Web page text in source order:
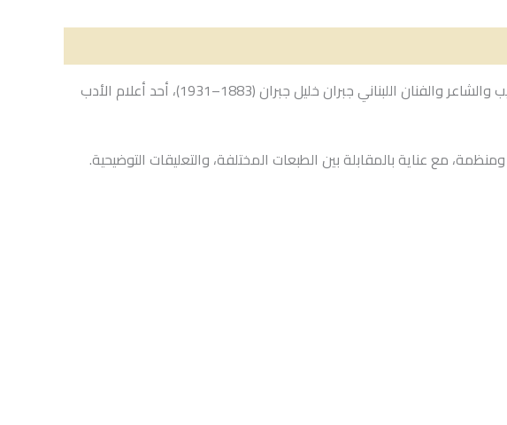
كتاب “الأعمال الكاملة” لجبران خليل جبران بتحقيق أنطوان ب. نوفل يعد من أبرز الإصدارات التي جمعت نتاج الأديب والشاعر والفنان اللبناني جبران خليل جبران (1883–1931)، أحد أعلام الأدب
مع عناية بالمقابلة بين الطبعات المختلفة، والتعليقات التوضيحية.